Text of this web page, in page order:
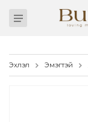
Эхлэл Эмэгтэй